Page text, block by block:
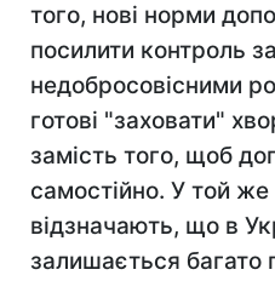
того, нові норми
посилити контроль за
недобросовісними
готові "заховати"
замість того, щоб
самостійно. У той
відзначають, що в
залишається багато